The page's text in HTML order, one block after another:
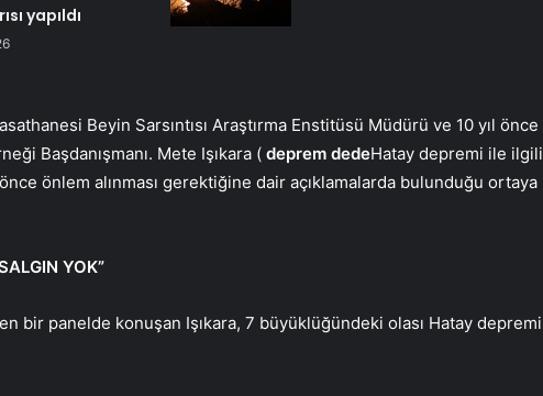
yapıldı
Beyin Sarsıntısı Araştırma Enstitüsü Müdürü ve 10 yıl önce
Başdanışmanı. Mete Işıkara ( deprem dedeHatay depremi ile ilgili
önlem alınması gerektiğine dair açıklamalarda bulunduğu ortaya
YOK”
bir panelde konuşan Işıkara, 7 büyüklüğündeki olası Hatay depremi